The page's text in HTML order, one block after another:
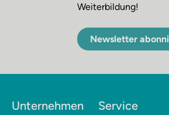
Weiterbildung!
Newsletter
Unternehmen Service